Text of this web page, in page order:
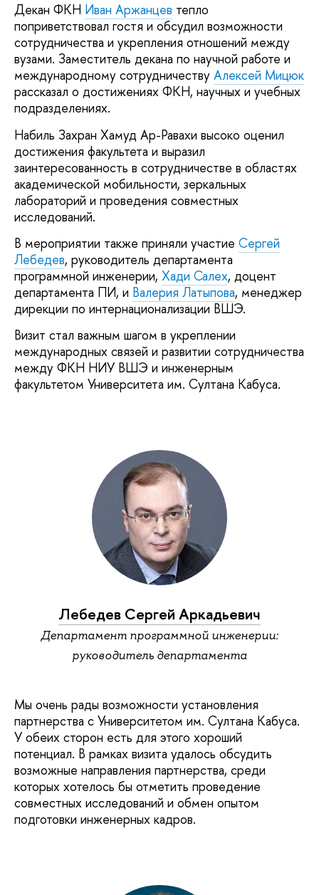
Декан ФКН Иван Аржанцев тепло
поприветствовал гостя и обсудил возможности
сотрудничества и укрепления отношений между
вузами. Заместитель декана по научной работе и
международному сотрудничеству Алексей Мицюк
рассказал о достижениях ФКН, научных и учебных
подразделениях.
Набиль Захран Хамуд Ар-Равахи высоко оценил
достижения факультета и выразил
заинтересованность в сотрудничестве в областях
академической мобильности, зеркальных
лабораторий и проведения совместных
исследований.
В мероприятии также приняли участие Сергей
Лебедев, руководитель департамента
программной инженерии, Хади Салех, доцент
департамента ПИ, и Валерия Латыпова, менеджер
дирекции по интернационализации ВШЭ.
Визит стал важным шагом в укреплении
международных связей и развитии сотрудничества
между ФКН НИУ ВШЭ и инженерным
факультетом Университета им. Султана Кабуса.
Лебедев Сергей Аркадьевич
Департамент программной инженерии:
руководитель департамента
Мы очень рады возможности установления
партнерства с Университетом им. Султана Кабуса.
У обеих сторон есть для этого хороший
потенциал. В рамках визита удалось обсудить
возможные направления партнерства, среди
которых хотелось бы отметить проведение
совместных исследований и обмен опытом
подготовки инженерных кадров.